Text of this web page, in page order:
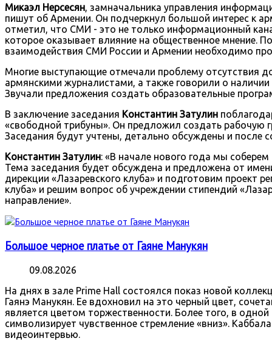
Микаэл Нерсесян, замначальника управления
пишут об Армении. Он подчеркнул большой интерес к
отметил, что СМИ - это не только информационный
которое оказывает влияние на общественное мнение.
взаимодействия СМИ России и Армении необходимо
Многие выступающие отмечали проблему отсутствия
армянскими журналистами, а также говорили о
Звучали предложения создать образовательные
В заключение заседания Константин Затулин
«свободной трибуны». Он предложил создать рабочую
Заседания будут учтены, детально обсуждены и после
Константин Затулин: «В начале нового года мы
Тема заседания будет обсуждена и предложена от
дирекции «Лазаревского клуба» и подготовим проект
клуба» и решим вопрос об учреждении стипендий
направление».
Большое черное платье от Гаяне Манукян
09.08.2026
На днях в зале Prime Hall состоялся показ новой
Гаянэ Манукян. Ее вдохновил на это черный цвет,
является цветом торжественности. Более того, в
символизирует чувственное стремление «вниз».
видеоинтервью.